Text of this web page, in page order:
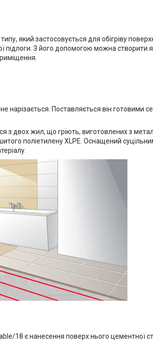
який застосовується для обігріву
підлоги. З його допомогою можна створити
нарізається. Поставляється він готовими
з двох жил, що гріють, виготовлених з
поліетилену XLPE. Оснащений
18 є нанесення поверх нього цементної